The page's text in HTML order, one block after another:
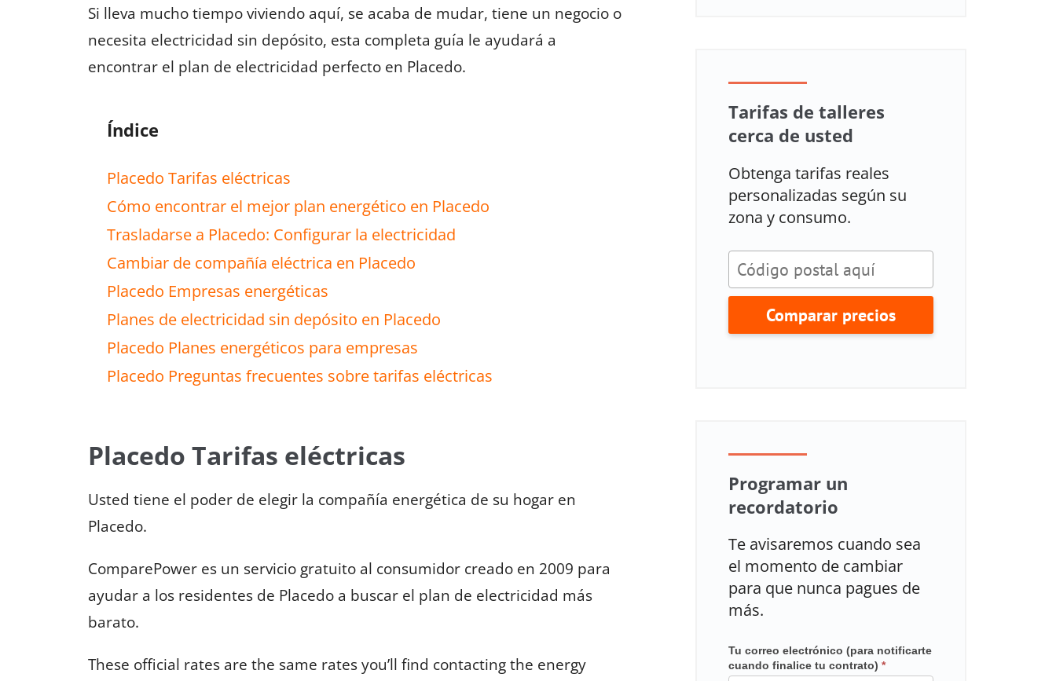
Si lleva mucho tiempo viviendo aquí, se acaba de mudar, tiene un negocio o
necesita electricidad sin depósito, esta completa guía le ayudará a
encontrar el plan de electricidad perfecto en Placedo.
Índice
Placedo Tarifas eléctricas
Cómo encontrar el mejor plan energético en Placedo
Trasladarse a Placedo: Configurar la electricidad
Cambiar de compañía eléctrica en Placedo
Placedo Empresas energéticas
Planes de electricidad sin depósito en Placedo
Placedo Planes energéticos para empresas
Placedo Preguntas frecuentes sobre tarifas eléctricas
Placedo Tarifas eléctricas
Usted tiene el poder de elegir la compañía energética de su hogar en
Placedo.
ComparePower es un servicio gratuito al consumidor creado en 2009 para
ayudar a los residentes de Placedo a buscar el plan de electricidad más
barato.
These official rates are the same rates you’ll find contacting the energy
Tarifas de talleres
cerca de usted
Obtenga tarifas reales
personalizadas según su
zona y consumo.
Comparar precios
Programar un
recordatorio
Te avisaremos cuando sea
el momento de cambiar
para que nunca pagues de
más.
Mailchimp
en
Tu correo electrónico (para notificarte
cuando finalice tu contrato) *